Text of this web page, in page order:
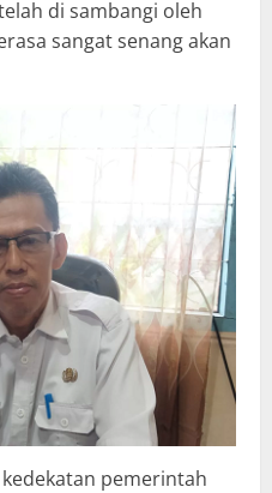
di sambangi oleh
sangat senang akan
pemerintah